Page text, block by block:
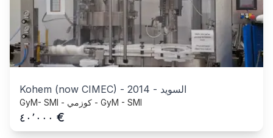
Kohem (now CIMEC) - 2014 - السويد
GyM- SMI - كوزمي - GyM - SMI
٤٠٬٠٠٠ €